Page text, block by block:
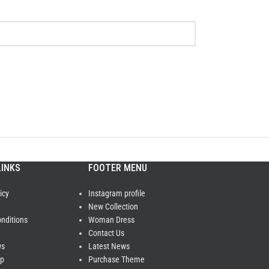
FOOTER MENU
Instagram profile
New Collection
Woman Dress
Contact Us
Latest News
Purchase Theme